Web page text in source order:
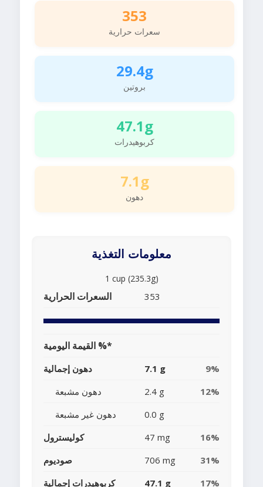
353
سعرات حرارية
29.4g
بروتين
47.1g
كربوهيدرات
7.1g
دهون
معلومات التغذية
1 cup (235.3g)
السعرات الحرارية 353
القيمة اليومية %*
دهون إجمالية 7.1 g
9%
دهون مشبعة
2.4 g
12%
دهون غير مشبعة
0.0 g
كوليسترول
47 mg
16%
صوديوم
706 mg
31%
كربوهيدرات إجمالية
47.1 g 17%